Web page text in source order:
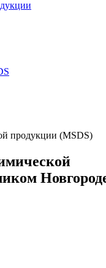
продукции (MSDS)